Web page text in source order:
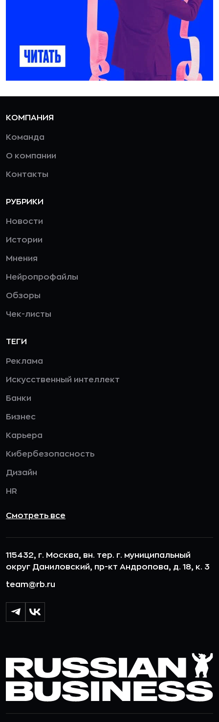
КОМПАНИЯ
Команда
О компании
Контакты
РУБРИКИ
Новости
Истории
Мнения
Нейропрофайлы
Обзоры
Чек-листы
ТЕГИ
Реклама
Искусственный интеллект
Банки
Бизнес
Карьера
Кибербезопасность
Дизайн
HR
Смотреть все
115432, г. Москва, вн. тер. г. муниципальный
округ Даниловский, пр-кт Андропова, д. 18, к. 3
team@rb.ru